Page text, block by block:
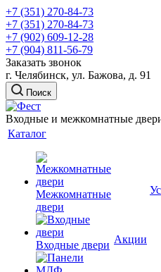
+7 (351) 270-84-73
+7 (351) 270-84-73
+7 (902) 609-12-28
+7 (904) 811-56-79
Заказать звонок
г. Челябинск, ул. Бажова, д. 91
Поиск
Входные и межкомнатные
Каталог
Межкомнатные
двери
Входные двери Акции